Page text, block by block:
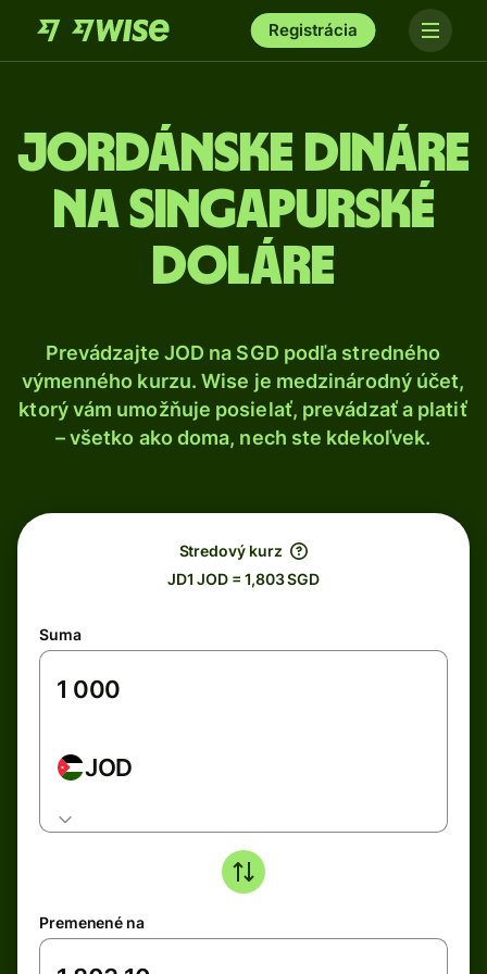
Registrácia
Jordánske dináre
na singapurské
doláre
Prevádzajte JOD na SGD podľa stredného
výmenného kurzu. Wise je medzinárodný účet,
ktorý vám umožňuje posielať, prevádzať a platiť
– všetko ako doma, nech ste kdekoľvek.
Stredový kurz
JD1 JOD = 1,803 SGD
Suma
JOD
Premenené na